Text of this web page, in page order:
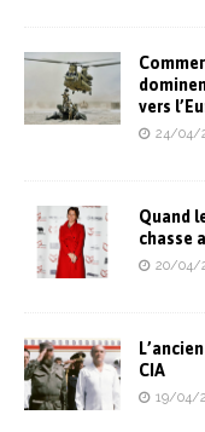
vers
24/04/
Quand
chasse
20/04/
CIA
19/04/